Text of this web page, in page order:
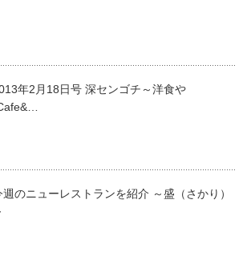
年2月18日号 深センゴチ～洋食や
週のニューレストランを紹介 ～盛（さかり）